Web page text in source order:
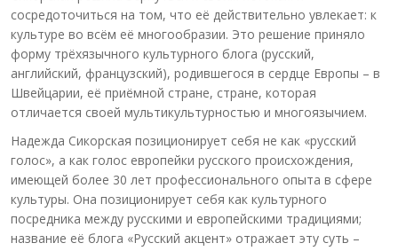
сосредоточиться на том, что её действительно увлекает: к
культуре во всём её многообразии. Это решение приняло
форму трёхязычного культурного блога (русский,
английский, французский), родившегося в сердце Европы – в
Швейцарии, её приёмной стране, стране, которая
отличается своей мультикультурностью и многоязычием.
Надежда Сикорская позиционирует себя не как «русский
голос», а как голос европейки русского происхождения,
имеющей более 30 лет профессионального опыта в сфере
культуры. Она позиционирует себя как культурного
посредника между русскими и европейскими традициями;
название её блога «Русский акцент» отражает эту суть –